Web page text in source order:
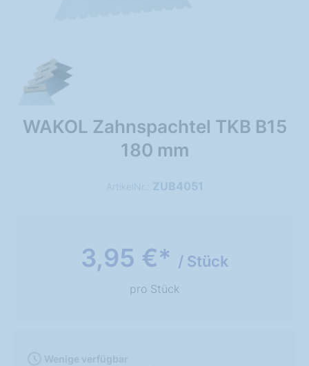
WAKOL Zahnspachtel TKB B15
180 mm
ArtikelNr.: ZUB4051
3,95 €* / Stück
pro Stück
Wenige verfügbar